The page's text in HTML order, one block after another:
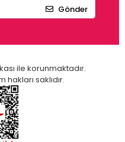
Gönder
ile korunmaktadır.
saklıdır.